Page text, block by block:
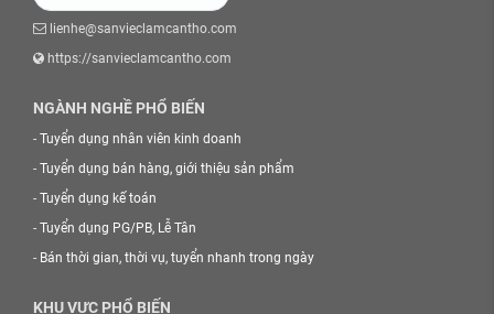
lienhe@sanvieclamcantho.com
https://sanvieclamcantho.com
NGÀNH NGHỀ PHỔ BIẾN
- Tuyển dụng nhân viên kinh doanh
- Tuyển dụng bán hàng, giới thiệu sản phẩm
- Tuyển dụng kế toán
- Tuyển dụng PG/PB, Lễ Tân
- Bán thời gian, thời vụ, tuyển nhanh trong ngày
KHU VỰC PHỔ BIẾN